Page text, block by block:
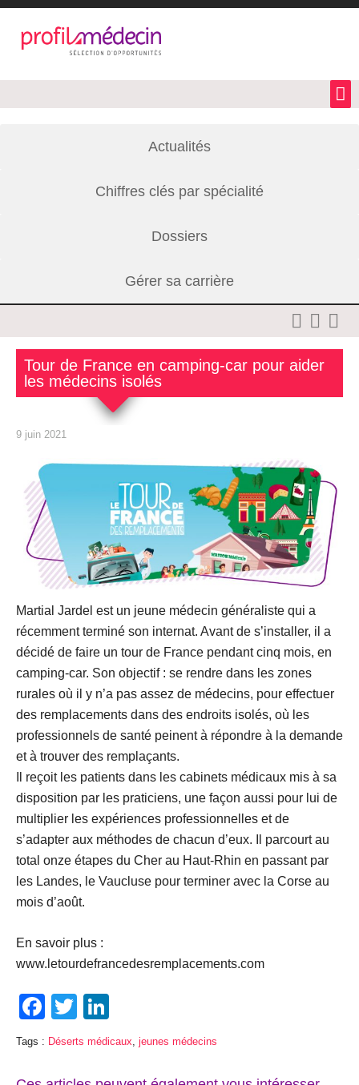
Actualités
Chiffres clés par spécialité
Dossiers
Gérer sa carrière
Tour de France en camping-car pour aider
les médecins isolés
9 juin 2021
Martial Jardel est un jeune médecin généraliste qui a
récemment terminé son internat. Avant de s’installer, il a
décidé de faire un tour de France pendant cinq mois, en
camping-car. Son objectif : se rendre dans les zones
rurales où il y n’a pas assez de médecins, pour effectuer
des remplacements dans des endroits isolés, où les
professionnels de santé peinent à répondre à la demande
et à trouver des remplaçants.
Il reçoit les patients dans les cabinets médicaux mis à sa
disposition par les praticiens, une façon aussi pour lui de
multiplier les expériences professionnelles et de
s’adapter aux méthodes de chacun d’eux. Il parcourt au
total onze étapes du Cher au Haut-Rhin en passant par
les Landes, le Vaucluse pour terminer avec la Corse au
mois d’août.
En savoir plus :
www.letourdefrancedesremplacements.com
Facebook
Twitter
Tags : Déserts médicaux, jeunes médecins